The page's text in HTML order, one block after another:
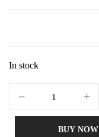
In stock
BUY NOW